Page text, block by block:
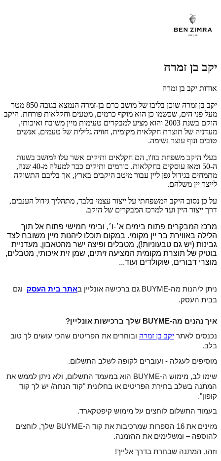
יקב בן זמרה
אודות יקב בן זמרה
יקב בן זמרה שוכן בליבו של מושב כרם בן-זמרה הנמצא בגובה 850 מטר
מעל פני הים, שכשמו כן הוא מוקף כרמים, מטעים וחקלאות פורחת. היקב
הוקם בשנת 2003 והוא מציע למבקרים טעימות מיין משובח ואיכותי,
מעדניה של תוצרת חקלאית מקומית, חוויה גלילית של טעמים, אנשים
טובים ונוף עוצר נשימה.
בעלי היקב משפחת בוז'ו, הם חקלאים ותיקים אשר עלו למושב בשנות
ה-50 ומאז עוסקים בחקלאות. כורמים ותיקים כבר למעלה מ-40 שנה,
מתמחים בגידול גפן ליין עבור מיטב היקבים בארץ, אך בליבם התשוקה
לייצר יין משלהם.
על כן נסוב היקב המשפחתי על ייצור עצמי בלבד, מתהליך גידול הענבים,
דרך ייצור היין ועד למרכז המבקרים של היקב.
מרכז המבקרים פתוח בימים א׳-ו׳, ובימי חמישי פתוח אל תוך
הלילה באווירת בר יין מקומי. במקום תוכלו ליהנות מיין משובח לצד
גבינות (יש גם טבעוניות!), מטבלים ופיצה ישר מהטאבון, מעדניית
בוטיק של תוצרת מקומית המציעה זיתים, שמן זית איכותי, מטבלים,
מוצרי דבורים, שוקולדים ועוד...
ניתן ליהנות מה-BUYME גם ברכישה אונליין ב אתר בית העסק
בבית העסק.
איך נהנים מה-BUYME שלך ברכישות אונליין?
נכנסים לאתר יקב בן זמרה
בלב.
מוסיפים לעגלה - ועוברים לקופה לשלב התשלום.
קופון".
בעמוד התשלום לוחצים על מימוש קיפטקארד.
להוספה – ומשלימים את ההזמנה.
וזהו, המתנה שבחרת בדרך אלייך!